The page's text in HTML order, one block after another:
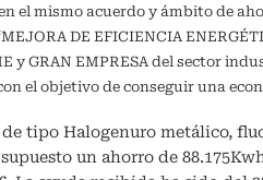
el mismo acuerdo y ámbito de
DE EFICIENCIA
y GRAN EMPRESA del sector
el objetivo de conseguir una
tipo Halogenuro metálico,
un ahorro de